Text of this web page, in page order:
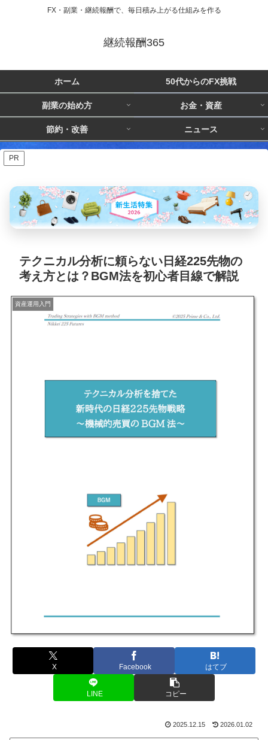
FX・副業・継続報酬で、毎日積み上がる仕組みを作る
継続報酬365
ホーム 50代からのFX挑戦
副業の始め方 お金・資産
節約・改善 ニュース
PR
テクニカル分析に頼らない日経225先物の
考え方とは？BGM法を初心者目線で解説
資産運用入門
X Facebook はてブ
LINE コピー
2025.12.15 2026.01.02